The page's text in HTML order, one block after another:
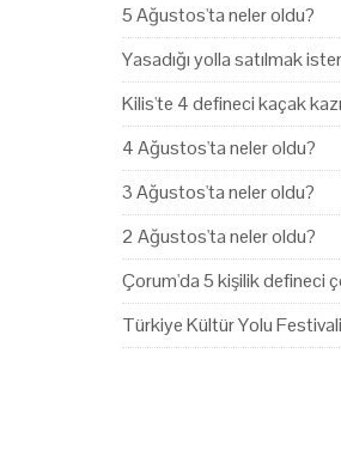
5 Ağustos'ta neler oldu?
Yasadığı yolla satılmak
Kilis'te 4 defineci kaçak
4 Ağustos'ta neler oldu?
3 Ağustos'ta neler oldu?
2 Ağustos'ta neler oldu?
Çorum'da 5 kişilik defineci
Türkiye Kültür Yolu